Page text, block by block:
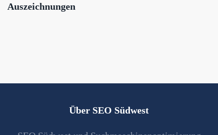
Auszeichnungen
Über SEO Südwest